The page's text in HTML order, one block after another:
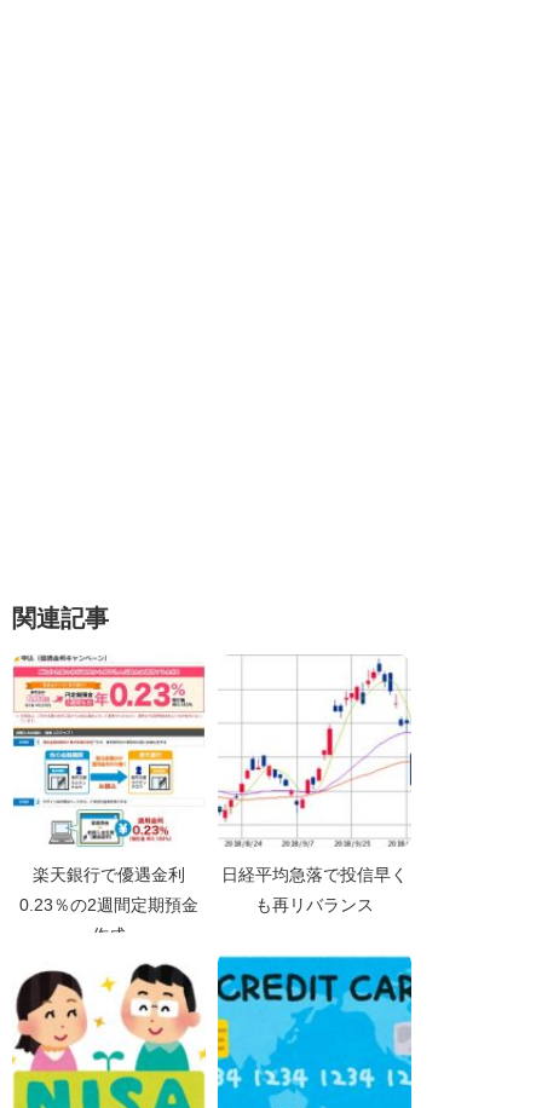
関連記事
楽天銀行で優遇金利
0.23％の2週間定期預金
作成
日経平均急落で投信早く
も再リバランス